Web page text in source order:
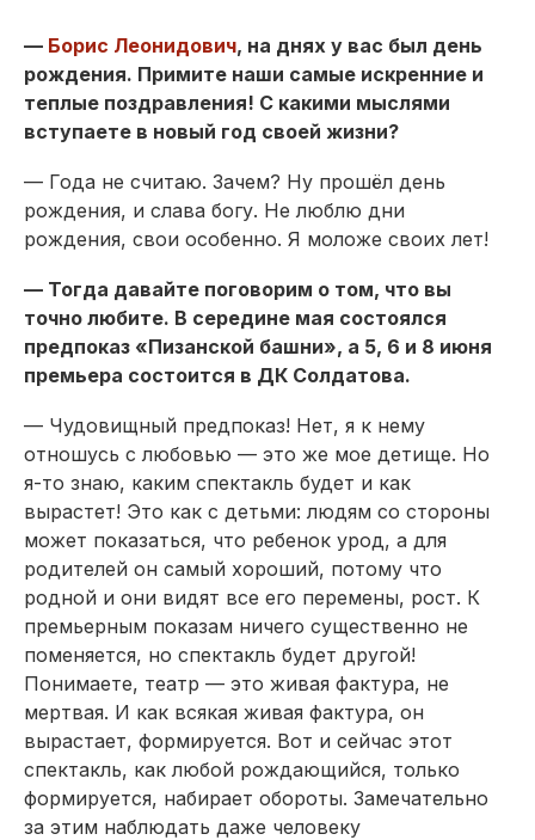
— Борис Леонидович, на днях у вас был день
рождения. Примите наши самые искренние и
теплые поздравления! С какими мыслями
вступаете в новый год своей жизни?
— Года не считаю. Зачем? Ну прошёл день
рождения, и слава богу. Не люблю дни
рождения, свои особенно. Я моложе своих лет!
— Тогда давайте поговорим о том, что вы
точно любите. В середине мая состоялся
предпоказ «Пизанской башни», а 5, 6 и 8 июня
премьера состоится в ДК Солдатова.
— Чудовищный предпоказ! Нет, я к нему
отношусь с любовью — это же мое детище. Но
я-то знаю, каким спектакль будет и как
вырастет! Это как с детьми: людям со стороны
может показаться, что ребенок урод, а для
родителей он самый хороший, потому что
родной и они видят все его перемены, рост. К
премьерным показам ничего существенно не
поменяется, но спектакль будет другой!
Понимаете, театр — это живая фактура, не
мертвая. И как всякая живая фактура, он
вырастает, формируется. Вот и сейчас этот
спектакль, как любой рождающийся, только
формируется, набирает обороты. Замечательно
за этим наблюдать даже человеку